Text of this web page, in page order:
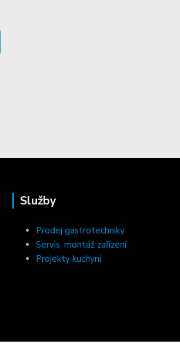
Služby
Prodej gastrotechniky
Servis, montáž zařízení
Projekty kuchyní